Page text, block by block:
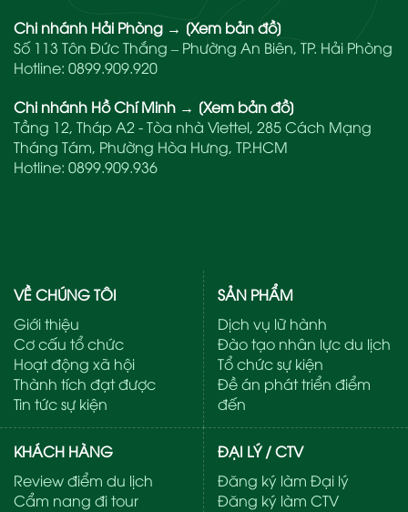
Chi nhánh Hải Phòng → [Xem bản đồ]
Số 113 Tôn Đức Thắng – Phường An Biên, TP. Hải Phòng
Hotline: 0899.909.920
Chi nhánh Hồ Chí Minh → [Xem bản đồ]
Tầng 12, Tháp A2 - Tòa nhà Viettel, 285 Cách Mạng
Tháng Tám, Phường Hòa Hưng, TP.HCM
Hotline: 0899.909.936
VỀ CHÚNG TÔI
Giới thiệu
Cơ cấu tổ chức
Hoạt động xã hội
Thành tích đạt được
Tin tức sự kiện
SẢN PHẨM
Dịch vụ lữ hành
Đào tạo nhân lực du lịch
Tổ chức sự kiện
Đề án phát triển điểm
đến
KHÁCH HÀNG
Review điểm du lịch
Cẩm nang đi tour
ĐẠI LÝ / CTV
Đăng ký làm Đại lý
Đăng ký làm CTV